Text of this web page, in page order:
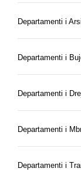
Departamenti i
Departamenti i
Departamenti i
Departamenti i
Departamenti i